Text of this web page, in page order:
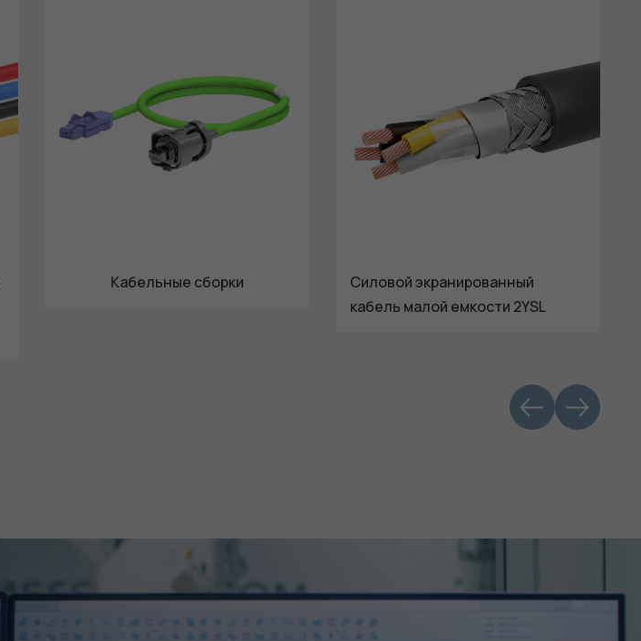
Кабельные сборки
Силовой экранированный
кабель малой емкости 2YSL
Для
статистики. Они
нужны, чтобы
сайт работал.